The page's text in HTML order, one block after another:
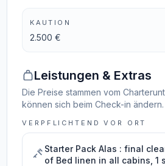
KAUTION
2.500 €
Leistungen & Extras
Die Preise stammen vom
können sich beim Check-in ändern.
VERPFLICHTEND VOR ORT
Starter Pack Alas : final
of Bed linen in all cabins, 1